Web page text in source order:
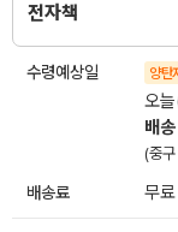
전자책
수령예상일 양탄
오
배송
(중
배송료 무료